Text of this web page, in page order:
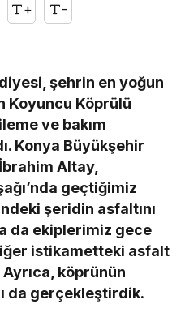
+ -
şehrin en yoğun
Koyuncu Köprülü
ve bakım
Konya Büyükşehir
Altay,
geçtiğimiz
şeridin asfaltını
da ekiplerimiz gece
istikametteki asfalt
Ayrıca, köprünün
da gerçekleştirdik.